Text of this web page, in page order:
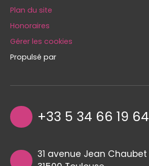
Plan du site
Honoraires
Gérer les cookies
Propulsé par
+33 5 34 66 19 64
31 avenue Jean Chaubet